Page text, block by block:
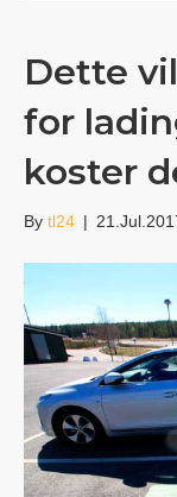
Dette
for
koster
By tl24 |